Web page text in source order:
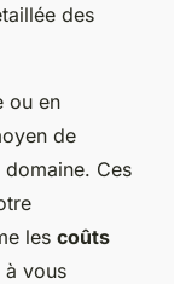
des
ou en
de
Ces
les coûts
à vous